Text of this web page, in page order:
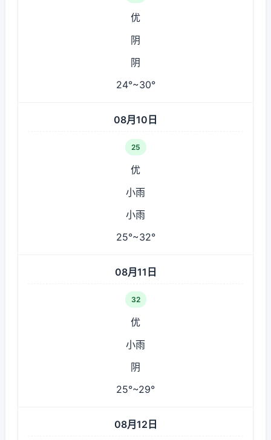
优
阴
阴
24°~30°
08月10日
25
优
小雨
小雨
25°~32°
08月11日
32
优
小雨
阴
25°~29°
08月12日